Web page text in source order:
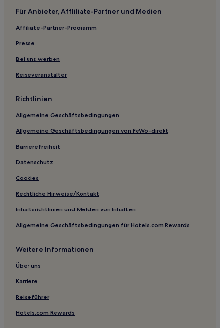
Hotels nahe Bahnhof Nishi-Hachiōji
Hotels nahe Metrostation Tama-Center
Hotels nahe Bahnhof Berg Takao
Hotels nahe Bahnhof Hamura
Hotels nahe Bahnhof Nishi-Tachikawa
Hotels nahe Bahnhof Akigawa
Hotels nahe Bahnhof Hino
Hotels nahe Bahnhof Akishima
Hotels nahe Bahnhof Machida
Hotels nahe Bahnhof Hakonegasaki
Hamura Hotels
Hotels nahe Bahnhof Nishi-Kokubunji
Nishikicho: Hotels
Günstige in Setagaya
Luxus in Taito
Business in Taito
Hotels mit Shoppingmöglichkeit in Taito
Hotels mit Küchenzeile in Taito
Günstige nahe Okutama-See
Für Anbieter, Affliliate-Partner und Medien
Affiliate-Partner-Programm
Presse
Bei uns werben
Reiseveranstalter
Richtlinien
Allgemeine Geschäftsbedingungen
Allgemeine Geschäftsbedingungen von FeWo-direkt
Barrierefreiheit
Datenschutz
Cookies
Rechtliche Hinweise/Kontakt
Inhaltsrichtlinien und Melden von Inhalten
Allgemeine Geschäftsbedingungen für Hotels.com Rewards
Weitere Informationen
Über uns
Karriere
Reiseführer
Hotels.com Rewards